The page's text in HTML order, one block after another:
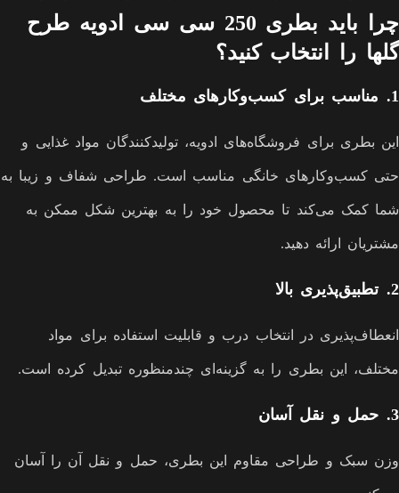
چرا باید بطری 250 سی سی ادویه طرح
گلها را انتخاب کنید؟
1. مناسب برای کسب‌وکارهای مختلف
این بطری برای فروشگاه‌های ادویه، تولیدکنندگان مواد غذایی و
حتی کسب‌وکارهای خانگی مناسب است. طراحی شفاف و زیبا به
شما کمک می‌کند تا محصول خود را به بهترین شکل ممکن به
مشتریان ارائه دهید.
2. تطبیق‌پذیری بالا
انعطاف‌پذیری در انتخاب درب و قابلیت استفاده برای مواد
مختلف، این بطری را به گزینه‌ای چندمنظوره تبدیل کرده است.
3. حمل و نقل آسان
وزن سبک و طراحی مقاوم این بطری، حمل و نقل آن را آسان